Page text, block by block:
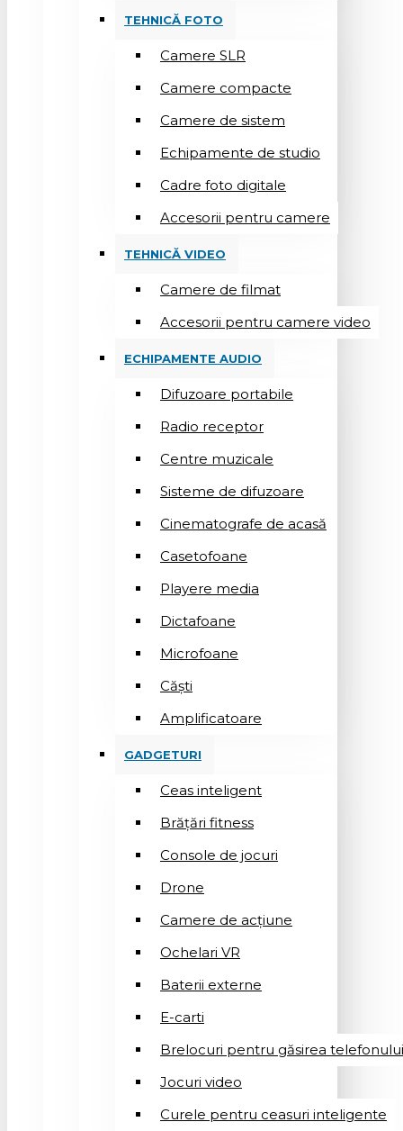
TEHNICĂ FOTO
Camere SLR
Camere compacte
Camere de sistem
Echipamente de studio
Cadre foto digitale
Accesorii pentru camere
TEHNICĂ VIDEO
Camere de filmat
Accesorii pentru camere video
ECHIPAMENTE AUDIO
Difuzoare portabile
Radio receptor
Centre muzicale
Sisteme de difuzoare
Cinematografe de acasă
Casetofoane
Playere media
Dictafoane
Microfoane
Căşti
Amplificatoare
GADGETURI
Ceas inteligent
Brățări fitness
Console de jocuri
Drone
Camere de acțiune
Ochelari VR
Baterii externe
E-carti
Brelocuri pentru găsirea telefonului
Jocuri video
Curele pentru ceasuri inteligente